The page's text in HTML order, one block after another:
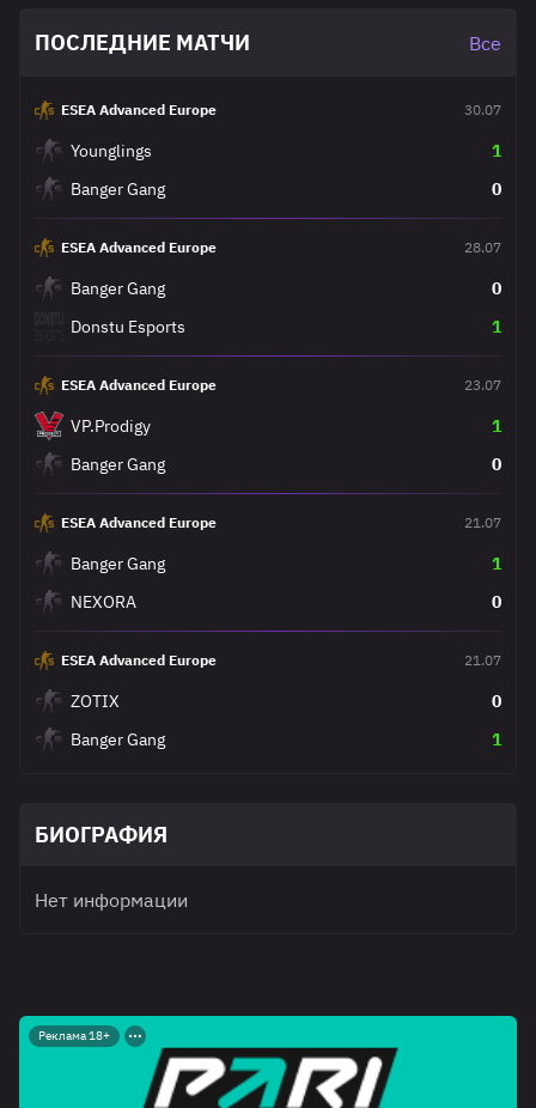
ПОСЛЕДНИЕ МАТЧИ Все
ESEA Advanced Europe 30.07
Younglings
1
Banger Gang
0
ESEA Advanced Europe 28.07
Banger Gang
0
Donstu Esports
1
ESEA Advanced Europe 23.07
VP.Prodigy
1
Banger Gang
0
ESEA Advanced Europe 21.07
Banger Gang
1
NEXORA
0
ESEA Advanced Europe 21.07
ZOTIX
0
Banger Gang
1
БИОГРАФИЯ
Нет информации
Реклама 18+